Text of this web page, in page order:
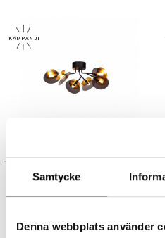
Samtycke
Denna webbplats använder
3625 kr